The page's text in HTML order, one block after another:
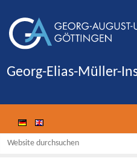
Georg-Elias-Müller-
Website durchsuchen